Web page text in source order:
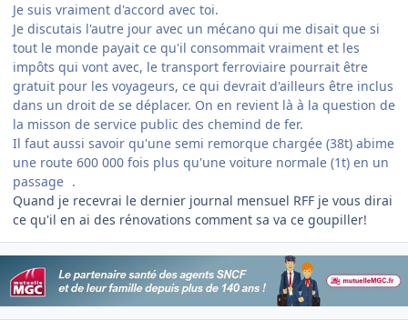
Je suis vraiment d'accord avec toi.
Je discutais l'autre jour avec un mécano qui me disait que si
tout le monde payait ce qu'il consommait vraiment et les
impôts qui vont avec, le transport ferroviaire pourrait être
gratuit pour les voyageurs, ce qui devrait d'ailleurs être inclus
dans un droit de se déplacer. On en revient là à la question de
la misson de service public des chemind de fer.
Il faut aussi savoir qu'une semi remorque chargée (38t) abime
une route 600 000 fois plus qu'une voiture normale (1t) en un
passage .
Quand je recevrai le dernier journal mensuel RFF je vous dirai
ce qu'il en ai des rénovations comment sa va ce goupiller!